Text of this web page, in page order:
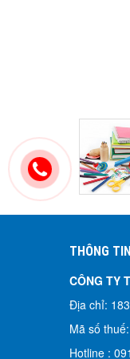
THÔNG
CÔNG TY
Địa chỉ:
Mã số
Hotline :